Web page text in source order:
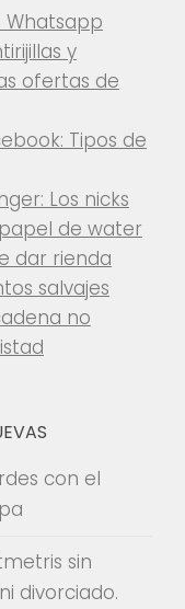
Whatsapp
y
ofertas de
Tipos de
Los nicks
de water
dar rienda
salvajes
no
con el
sin
divorciado.